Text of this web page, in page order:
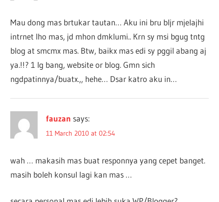
Mau dong mas brtukar tautan… Aku ini bru bljr mjelajhi
intrnet lho mas, jd mhon dmklumi.. Krn sy msi bgug tntg
blog at smcmx mas. Btw, baikx mas edi sy pggil abang aj
ya.!!? 1 lg bang, website or blog. Gmn sich
ngdpatinnya/buatx.,, hehe… Dsar katro aku in…
fauzan says:
11 March 2010 at 02:54
wah … makasih mas buat responnya yang cepet banget.
masih boleh konsul lagi kan mas …